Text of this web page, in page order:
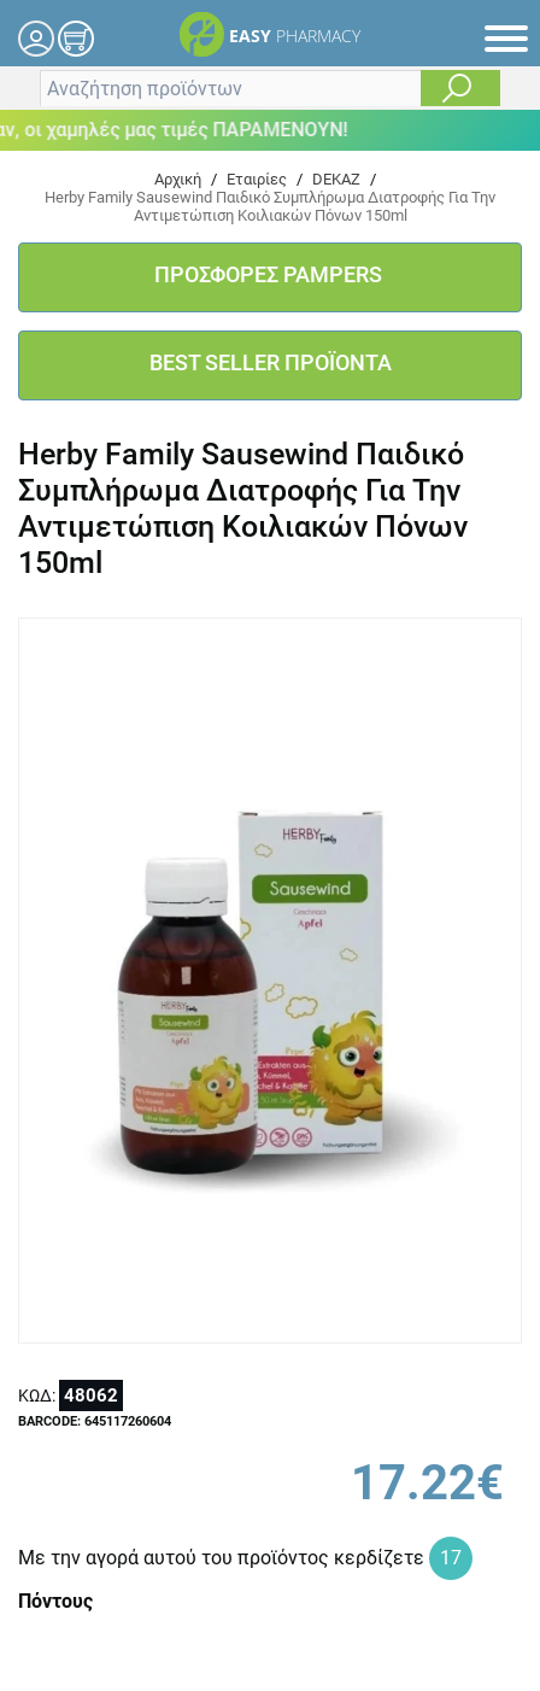
EASY PHARMACY
χαμηλές μας τιμές ΠΑΡΑΜΕΝΟΥΝ!
Αρχική / Εταιρίες / DEKAZ /
Herby Family Sausewind Παιδικό Συμπλήρωμα Διατροφής Για Την
Αντιμετώπιση Κοιλιακών Πόνων 150ml
ΠΡΟΣΦΟΡΕΣ PAMPERS
BEST SELLER ΠΡΟΪΟΝΤΑ
Herby Family Sausewind Παιδικό
Συμπλήρωμα Διατροφής Για Την
Αντιμετώπιση Κοιλιακών Πόνων
150ml
ΚΩΔ: 48062
BARCODE: 645117260604
17.22€
Με την αγορά αυτού του προϊόντος κερδίζετε
17
Πόντους